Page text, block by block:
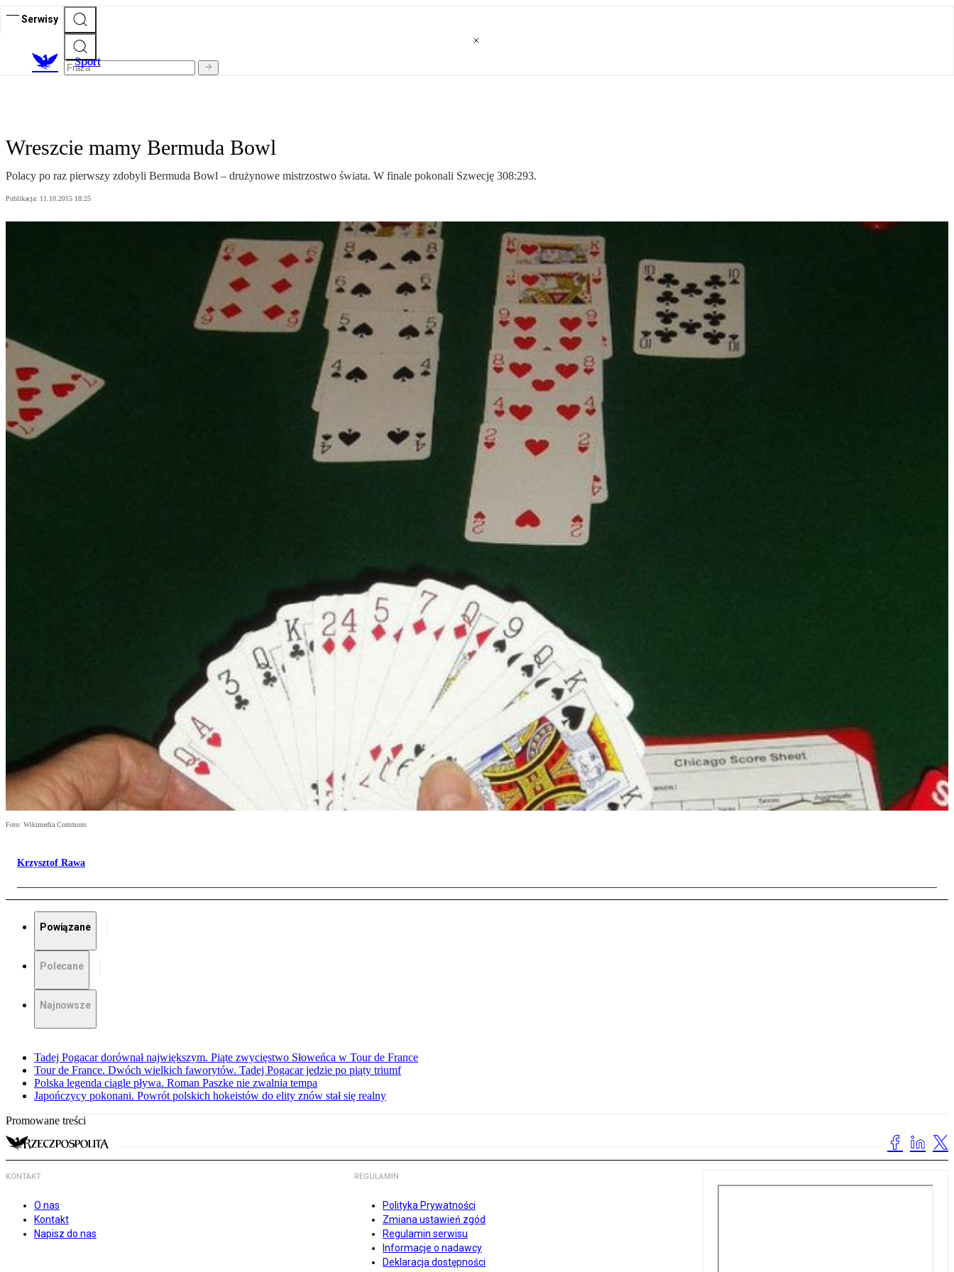
Serwisy
Sport
Wreszcie mamy Bermuda Bowl
Polacy po raz pierwszy zdobyli Bermuda Bowl – drużynowe mistrzostwo świata. W finale pokonali Szwecję 308:293.
Publikacja: 11.10.2015 18:25
Foto: Wikimedia Commons
Krzysztof Rawa
Powiązane
Polecane
Najnowsze
Tadej Pogacar dorównał największym. Piąte zwycięstwo Słoweńca w Tour de France
Tour de France. Dwóch wielkich faworytów. Tadej Pogacar jedzie po piąty triumf
Polska legenda ciągle pływa. Roman Paszke nie zwalnia tempa
Japończycy pokonani. Powrót polskich hokeistów do elity znów stał się realny
Promowane treści
KONTAKT
O nas
Kontakt
Napisz do nas
REGULAMIN
Polityka Prywatności
Zmiana ustawień zgód
Regulamin serwisu
Informacje o nadawcy
Deklaracja dostępności